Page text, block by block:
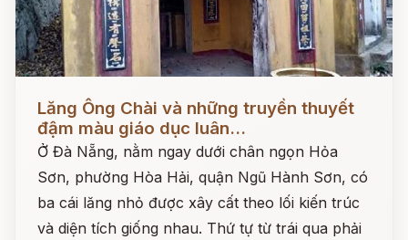
Lăng Ông Chài và những truyền thuyết
đậm màu giáo dục luân...
Ở Đà Nẵng, nằm ngay dưới chân ngọn Hỏa
Sơn, phường Hòa Hải, quận Ngũ Hành Sơn, có
ba cái lăng nhỏ được xây cất theo lối kiến trúc
và diện tích giống nhau. Thứ tự từ trái qua phải